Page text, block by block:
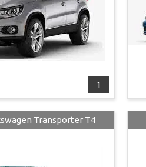
1
Transporter T4